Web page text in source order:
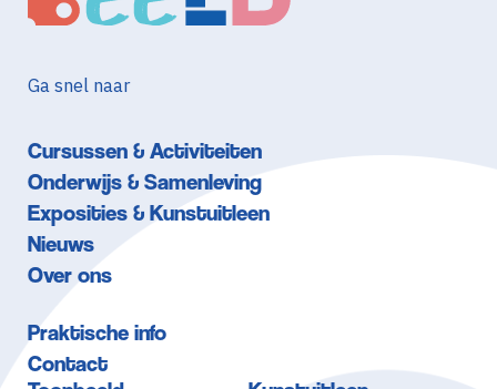
Ga snel naar
Cursussen & Activiteiten
Onderwijs & Samenleving
Exposities & Kunstuitleen
Nieuws
Over ons
Praktische info
Contact